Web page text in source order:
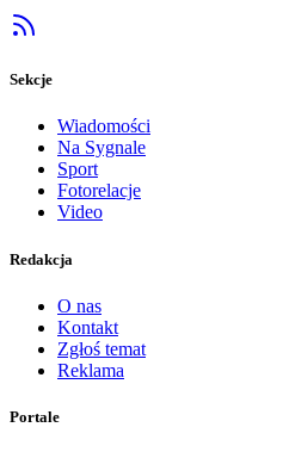
Sekcje
Wiadomości
Na Sygnale
Sport
Fotorelacje
Video
Redakcja
O nas
Kontakt
Zgłoś temat
Reklama
Portale